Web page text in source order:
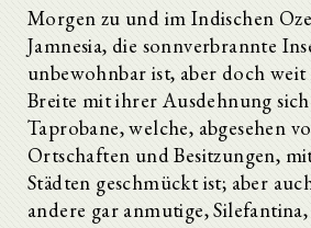
Morgen zu und im Indischen
Jamnesia, die sonnverbrannte
unbewohnbar ist, aber doch
Breite mit ihrer Ausdehnung
Taprobane, welche, abgesehen
Ortschaften und Besitzungen,
Städten geschmückt ist; aber
andere gar anmutige,